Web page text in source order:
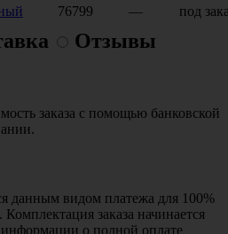
76799 — под
Отзывы
заказа с помощью банковской
данным видом платежа для 100%
заказа начинается
информации о полной оплате